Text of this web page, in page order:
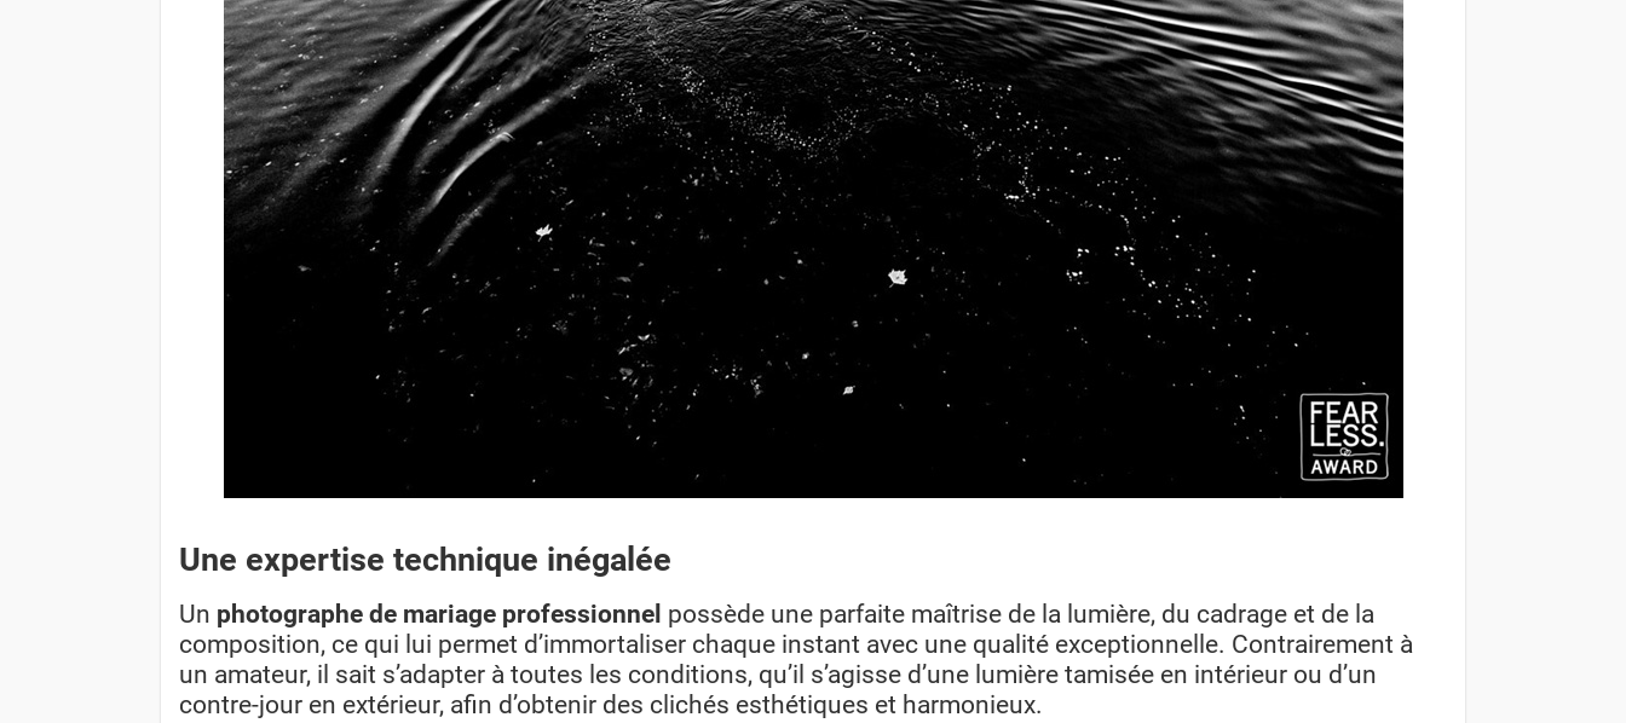
Une expertise technique inégalée
Un photographe de mariage professionnel possède une parfaite maîtrise de la lumière, du cadrage et de la
composition, ce qui lui permet d’immortaliser chaque instant avec une qualité exceptionnelle. Contrairement à
un amateur, il sait s’adapter à toutes les conditions, qu’il s’agisse d’une lumière tamisée en intérieur ou d’un
contre-jour en extérieur, afin d’obtenir des clichés esthétiques et harmonieux.